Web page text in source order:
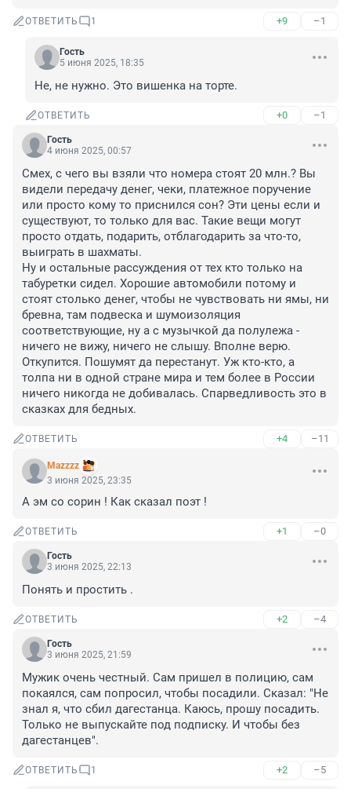
ОТВЕТИТЬ 1 +9 –1
Гость
5 июня 2025, 18:35
Не, не нужно. Это вишенка на торте.
ОТВЕТИТЬ +0 –1
Гость
4 июня 2025, 00:57
Смех, с чего вы взяли что номера стоят 20 млн.? Вы
видели передачу денег, чеки, платежное поручение
или просто кому то приснился сон? Эти цены если и
существуют, то только для вас. Такие вещи могут
просто отдать, подарить, отблагодарить за что-то,
выиграть в шахматы.
Ну и остальные рассуждения от тех кто только на
табуретки сидел. Хорошие автомобили потому и
стоят столько денег, чтобы не чувствовать ни ямы, ни
бревна, там подвеска и шумоизоляция
соответствующие, ну а с музычкой да полулежа -
ничего не вижу, ничего не слышу. Вполне верю.
Откупится. Пошумят да перестанут. Уж кто-кто, а
толпа ни в одной стране мира и тем более в России
ничего никогда не добивалась. Спарведливость это в
сказках для бедных.
ОТВЕТИТЬ +4 –11
Mazzzz
3 июня 2025, 23:35
А эм со сорин ! Как сказал поэт !
ОТВЕТИТЬ +1 –0
Гость
3 июня 2025, 22:13
Понять и простить .
ОТВЕТИТЬ +2 –4
Гость
3 июня 2025, 21:59
Мужик очень честный. Сам пришел в полицию, сам
покаялся, сам попросил, чтобы посадили. Сказал: "Не
знал я, что сбил дагестанца. Каюсь, прошу посадить.
Только не выпускайте под подписку. И чтобы без
дагестанцев".
ОТВЕТИТЬ 1 +2 –5